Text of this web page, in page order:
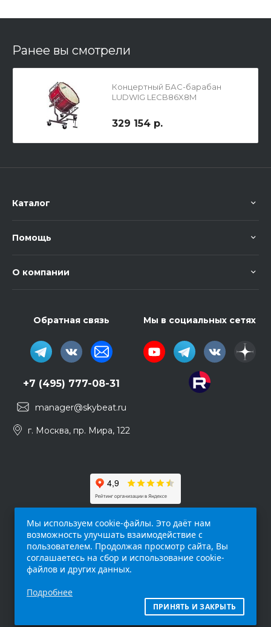
Ранее вы смотрели
Концертный БАС-барабан
LUDWIG LECB86X8M
329 154 р.
Каталог
Помощь
О компании
Обратная связь
+7 (495) 777-08-31
manager@skybeat.ru
г. Москва, пр. Мира, 122
Мы в социальных сетях
интернет-сайт (
исключительно информационный характер и
ни при каких условиях не является публичной
Мы используем cookie-файлы. Это даёт нам
возможность улучшать взаимодействие с
пользователем. Продолжая просмотр сайта, Вы
соглашаетесь на сбор и использование cookie-
файлов и других данных.
Подробнее
ПРИНЯТЬ И ЗАКРЫТЬ